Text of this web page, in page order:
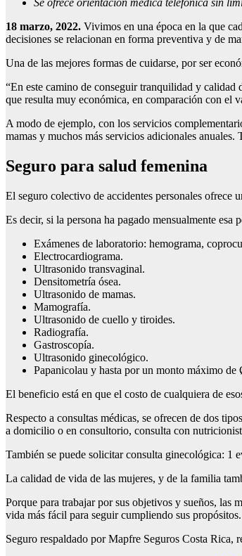
Se ofrece orientación médica telefónica sin
18 marzo, 2022. Vivimos en una época en la que
decisiones se relacionan en forma preventiva y de
Una de las mejores formas de cuidarse, por ser
“En este camino de conseguir tranquilidad y calidad
que resulta muy económica, en comparación con el
A modo de ejemplo, con los servicios
mamas y muchos más servicios adicionales
Seguro para salud femenina
El seguro colectivo de accidentes personales
Es decir, si la persona ha pagado mensualmente esa
Exámenes de laboratorio: hemograma,
Electrocardiograma.
Ultrasonido transvaginal.
Densitometría ósea.
Ultrasonido de mamas.
Mamografía.
Ultrasonido de cuello y tiroides.
Radiografía.
Gastroscopía.
Ultrasonido ginecológico.
Papanicolau y hasta por un monto máximo
El beneficio está en que el costo de cualquiera de
Respecto a consultas médicas, se ofrecen de dos
a domicilio o en consultorio, consulta con
También se puede solicitar consulta ginecológica: 1
La calidad de vida de las mujeres, y de la familia
Porque para trabajar por sus objetivos y sueños, las
vida más fácil para seguir cumpliendo sus propósitos.
Seguro respaldado por Mapfre Seguros Costa